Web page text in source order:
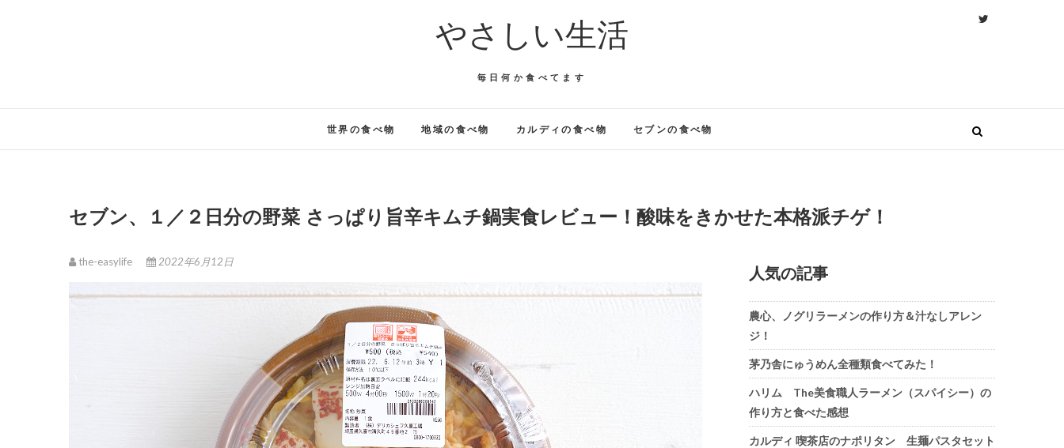
やさしい生活
毎日何か食べてます
世界の食べ物 地域の食べ物 カルディの食べ物 セブンの食べ物
セブン、１／２日分の野菜 さっぱり旨辛キムチ鍋実食レビュー！酸味をきかせた本格派チゲ！
the-easylife 2022年6月12日
人気の記事
農心、ノグリラーメンの作り方＆汁なしアレン
ジ！
茅乃舎にゅうめん全種類食べてみた！
ハリム The美食職人ラーメン（スパイシー）の
作り方と食べた感想
カルディ 喫茶店のナポリタン 生麺パスタセット